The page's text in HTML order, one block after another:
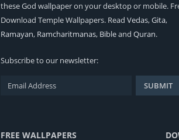
these God wallpaper on your desktop or mobile.
Download Temple Wallpapers. Read Vedas,Gita,
Ramayan, Ramcharitmanas, Bibleand Quran.
Subscribe to our newsletter:
FREE WALLPAPERS